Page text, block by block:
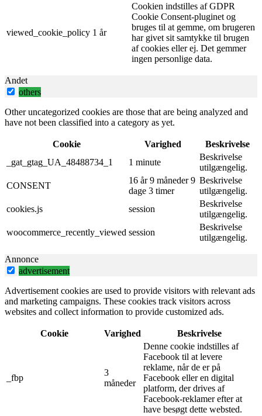
viewed_cookie_policy 1 år
Cookien indstilles af GDPR
Cookie Consent-pluginet og
bruges til at gemme, om brugeren
har givet sit samtykke til brugen
af ​​cookies eller ej. Det gemmer
ingen personlige data.
Andet
others
Other uncategorized cookies are those that are being analyzed and
have not been classified into a category as yet.
Cookie Varighed
Beskrivelse
_gat_gtag_UA_48488734_1
1 minute
Beskrivelse
utilgængelig.
CONSENT
16 år 9 måneder 9
dage 3 timer
Beskrivelse
utilgængelig.
cookies.js
session
Beskrivelse
utilgængelig.
woocommerce_recently_viewed session
Beskrivelse
utilgængelig.
Annonce
advertisement
Advertisement cookies are used to provide visitors with relevant ads
and marketing campaigns. These cookies track visitors across
websites and collect information to provide customized ads.
Cookie Varighed Beskrivelse
_fbp
3
måneder
Denne cookie indstilles af
Facebook til at levere
reklame, når de er på
Facebook eller en digital
platform, der drives af
Facebook-reklamer efter at
have besøgt dette websted.